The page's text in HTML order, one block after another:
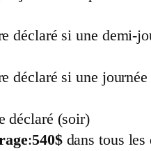
déclaré si une demi-
déclaré si une journée
déclaré (soir)
:540$dans tous les